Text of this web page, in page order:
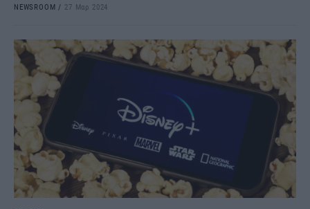
NEWSROOM / 27 Μαρ 2024